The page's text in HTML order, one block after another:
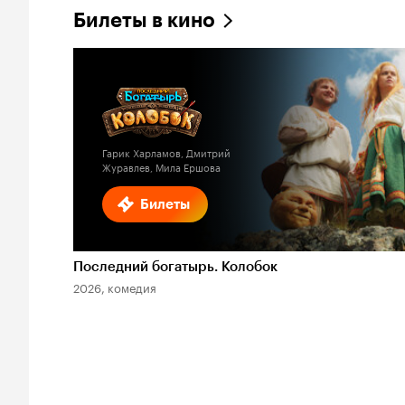
Билеты в кино
Билеты
Гарик Харламов, Дмитрий
Журавлев, Мила Ершова
Последний богатырь. Колобок
2026, комедия